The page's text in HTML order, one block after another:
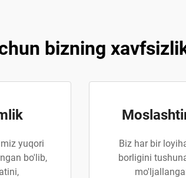
bizning
yuqori
bo'lib,
Biz har bir
borligini